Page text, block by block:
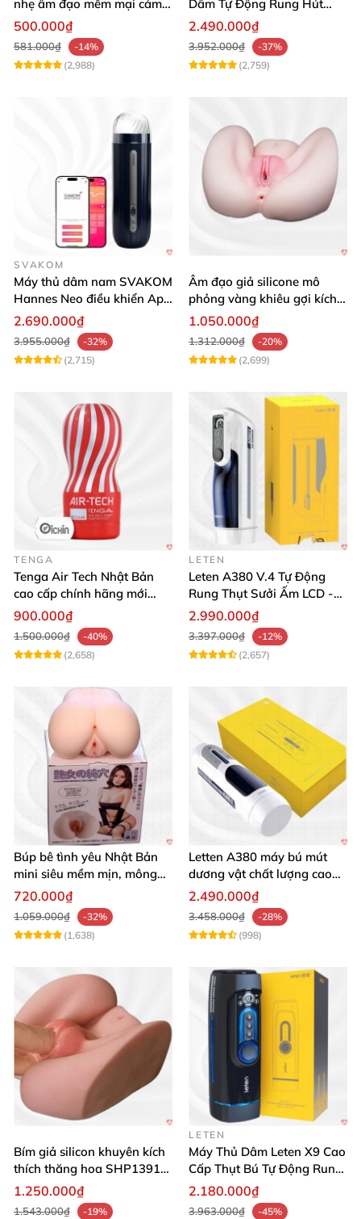
nhẹ âm đạo mềm mại cảm
giác thật
500.000₫
581.000₫
-14%
(2,988)
Dâm Tự Động Rung Hút
App Điều Khiển Xa
2.490.000₫
3.952.000₫
-37%
(2,759)
SVAKOM
Máy thủ dâm nam SVAKOM
Hannes Neo điều khiển App
tương tác
2.690.000₫
3.955.000₫
-32%
(2,715)
Âm đạo giả silicone mô
phỏng vàng khiêu gợi kích
thích mua
1.050.000₫
1.312.000₫
-20%
(2,699)
TENGA
Tenga Air Tech Nhật Bản
cao cấp chính hãng mới
seal giá tốt
900.000₫
1.500.000₫
-40%
(2,658)
LETEN
Leten A380 V.4 Tự Động
Rung Thụt Sưởi Ấm LCD -
Mua Ngay
2.990.000₫
3.397.000₫
-12%
(2,657)
Búp bê tình yêu Nhật Bản
mini siêu mềm mịn, mông
tròn quyến rũ
720.000₫
1.059.000₫
-32%
(1,638)
Letten A380 máy bú mút
dương vật chất lượng cao
giá tốt
2.490.000₫
3.458.000₫
-28%
(998)
Bím giả silicon khuyên kích
thích thăng hoa SHP1391
ShopHanhPhuc
1.250.000₫
1.543.000₫
-19%
LETEN
Máy Thủ Dâm Leten X9 Cao
Cấp Thụt Bú Tự Động Rung
Rên
2.180.000₫
3.963.000₫
-45%